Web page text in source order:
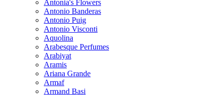
Antonia's Flowers
Antonio Banderas
Antonio Puig
Antonio Visconti
Aquolina
Arabesque Perfumes
Arabiyat
Aramis
Ariana Grande
Armaf
Armand Basi